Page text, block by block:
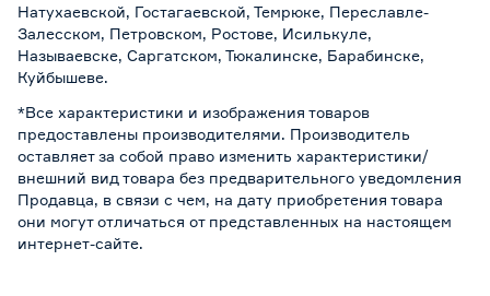
Натухаевской, Гостагаевской, Темрюке, Переславле-
Залесском, Петровском, Ростове, Исилькуле,
Называевске, Саргатском, Тюкалинске, Барабинске,
Куйбышеве.
*Все характеристики и изображения товаров
предоставлены производителями. Производитель
оставляет за собой право изменить характеристики/
внешний вид товара без предварительного уведомления
Продавца, в связи с чем, на дату приобретения товара
они могут отличаться от представленных на настоящем
интернет-сайте.